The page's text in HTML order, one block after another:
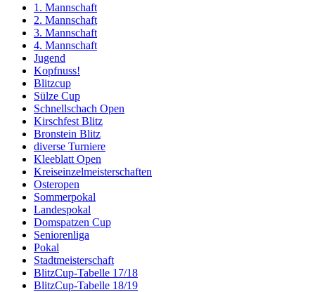
1. Mannschaft
2. Mannschaft
3. Mannschaft
4. Mannschaft
Jugend
Kopfnuss!
Blitzcup
Sülze Cup
Schnellschach Open
Kirschfest Blitz
Bronstein Blitz
diverse Turniere
Kleeblatt Open
Kreiseinzelmeisterschaften
Osteropen
Sommerpokal
Landespokal
Domspatzen Cup
Seniorenliga
Pokal
Stadtmeisterschaft
BlitzCup-Tabelle 17/18
BlitzCup-Tabelle 18/19